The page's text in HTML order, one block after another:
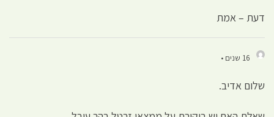
דעת – אמת
16 שנים •
שלום אדיב.